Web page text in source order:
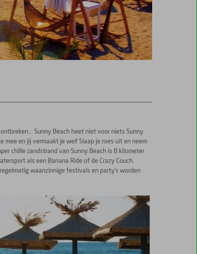
Sunny Beach heet niet voor niets Sunny
en jij vermaakt je wel! Slaap je roes uit en neem
chille zandstrand van Sunny Beach is 8 kilometer
als een Banana Ride of de Crazy Couch.
waanzinnige festivals en party’s worden